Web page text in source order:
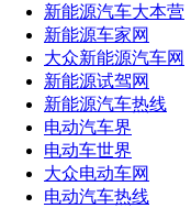
新能源汽车大本营
新能源车家网
大众新能源汽车网
新能源试驾网
新能源汽车热线
电动汽车界
电动车世界
大众电动车网
电动汽车热线